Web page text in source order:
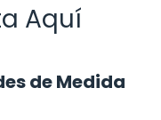
Aquí
de Medida